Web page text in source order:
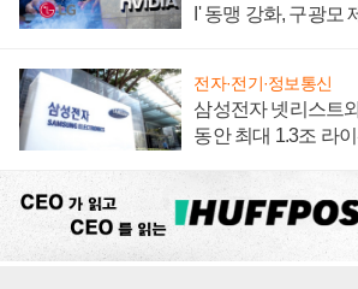
I' 동맹 강화, 구광모
전자·전기·정보통신
삼성전자 넷리스트
동안 최대 1.3조 라